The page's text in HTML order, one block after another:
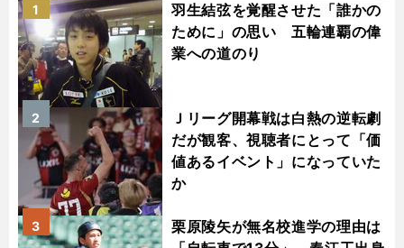
羽生結弦を覚醒させた「誰かの
ために」の思い 五輪連覇の偉
業への道のり
1
Ｊリーグ開幕戦は白熱の逆転劇
だが観客、視聴者にとって「価
値あるイベント」になっていた
か
2
栗原陵矢が無名校進学の理由は
3